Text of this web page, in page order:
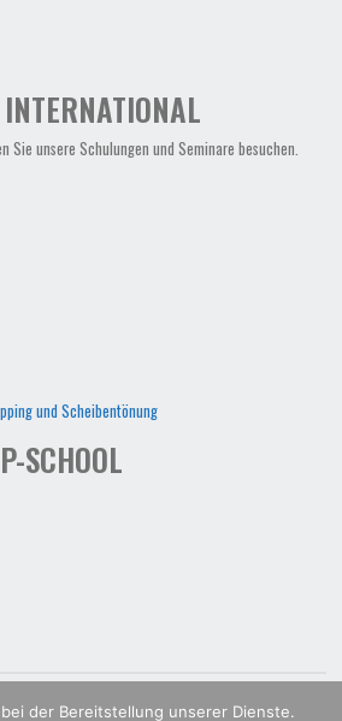
Sie unsere Schulungen und Seminare besuchen.
und Scheibentönung
SCHOOL
der Bereitstellung unserer Dienste.